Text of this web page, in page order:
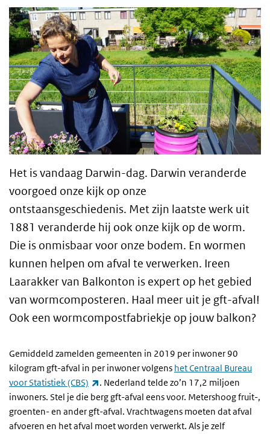
Het is vandaag Darwin-dag. Darwin veranderde
voorgoed onze kijk op onze
ontstaansgeschiedenis. Met zijn laatste werk uit
1881 veranderde hij ook onze kijk op de worm.
Die is onmisbaar voor onze bodem. En wormen
kunnen helpen om afval te verwerken. Ireen
Laarakker van Balkonton is expert op het gebied
van wormcomposteren. Haal meer uit je gft-afval!
Ook een wormcompostfabriekje op jouw balkon?
Gemiddeld zamelden gemeenten in 2019 per inwoner 90
kilogram gft-afval in per inwoner volgens het Centraal Bureau
voor Statistiek (CBS)
(externe link)
. Nederland telde zo’n 17,2 miljoen
inwoners. Stel je die berg gft-afval eens voor. Metershoog fruit-,
groenten- en ander gft-afval. Vrachtwagens moeten dat afval
afvoeren en het afval moet worden verwerkt. Als je zelf